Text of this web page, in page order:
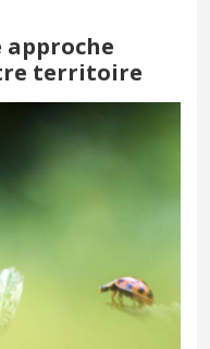
approche
territoire